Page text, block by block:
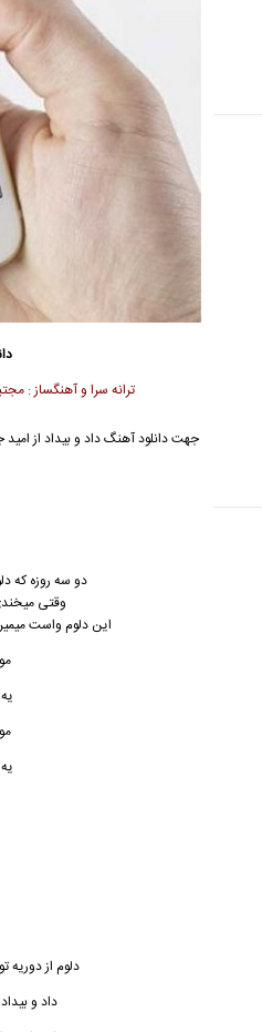
ترانه سرا و آهنگساز :
جهت دانلود آهنگ داد و بیداد از امید
دو سه روزه که
وقتی
این دلوم واست
دلوم از
داد و بیداد